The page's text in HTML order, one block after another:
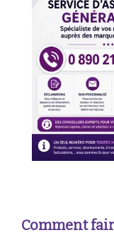
Comment